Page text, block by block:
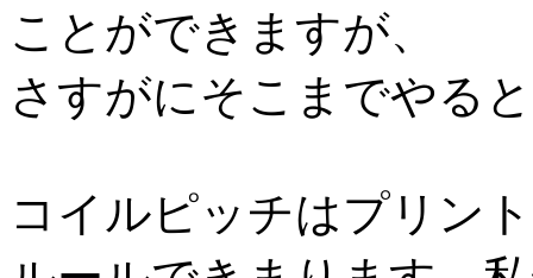
ことができますが、
さすがにそこまでやる
コイルピッチはプリン